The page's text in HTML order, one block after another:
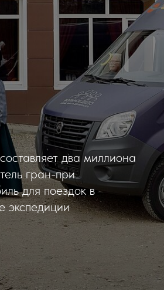
два миллиона
гран-при
для поездок в
экспедиции